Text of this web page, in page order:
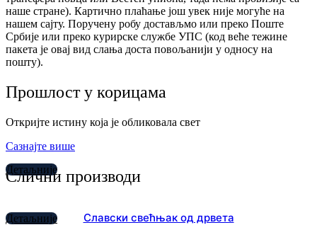
наше стране). Картично плаћање још увек није могуће на
нашем сајту. Поручену робу достављмо или преко Поште
Србије или преко курирске службе УПС (код веће тежине
пакета је овај вид слања доста повољанији у односу на
пошту).
Прошлост у корицама
Откријте истину која је обликовала свет
Сазнајте више
Слични производи
Детаљније
Славски свећњак од дрвета
Детаљније